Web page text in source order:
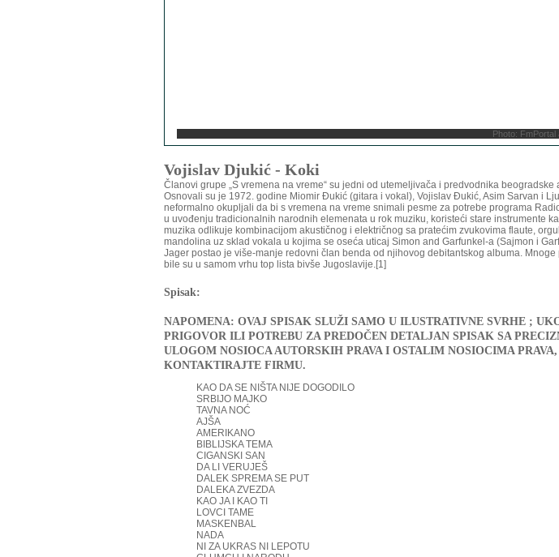
Photo: FmPortal
Vojislav Djukić - Koki
Članovi grupe „S vremena na vreme“ su jedni od utemeljivača i predvodnika beogradske
Osnovali su je 1972. godine Miomir Đukić (gitara i vokal), Vojislav Đukić, Asim Sarvan i
neformalno okupljali da bi s vremena na vreme snimali pesme za potrebe programa
u uvođenju tradicionalnih narodnih elemenata u rok muziku, koristeći stare instrumente
muzika odlikuje kombinacijom akustičnog i električnog sa pratećim zvukovima flaute,
mandolina uz sklad vokala u kojima se oseća uticaj Simon and Garfunkel-a (Sajmon i
Jager postao je više-manje redovni član benda od njihovog debitantskog albuma.
bile su u samom vrhu top lista bivše Jugoslavije.[1]
Spisak:
NAPOMENA: OVAJ SPISAK SLUŽI SAMO U ILUSTRATIVNE SVRHE ;
PRIGOVOR ILI POTREBU ZA PREDOČEN DETALJAN SPISAK SA
ULOGOM NOSIOCA AUTORSKIH PRAVA I OSTALIM NOSIOCIMA
KONTAKTIRAJTE FIRMU.
KAO DA SE NIŠTA NIJE DOGODILO
SRBIJO MAJKO
TAVNA NOĆ
AJŠA
AMERIKANO
BIBLIJSKA TEMA
CIGANSKI SAN
DA LI VERUJEŠ
DALEK SPREMA SE PUT
DALEKA ZVEZDA
KAO JA I KAO TI
LOVCI TAME
MASKENBAL
NADA
NI ZA UKRAS NI LEPOTU